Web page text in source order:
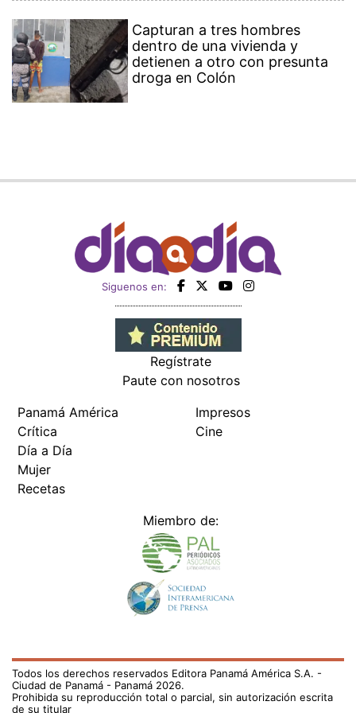
Capturan a tres hombres
dentro de una vivienda y
detienen a otro con presunta
droga en Colón
Siguenos en:
Regístrate
Paute con nosotros
Panamá América
Crítica
Día a Día
Mujer
Recetas
Impresos
Cine
Miembro de:
Todos los derechos reservados Editora Panamá América S.A. -
Ciudad de Panamá - Panamá 2026.
Prohibida su reproducción total o parcial, sin autorización escrita
de su titular